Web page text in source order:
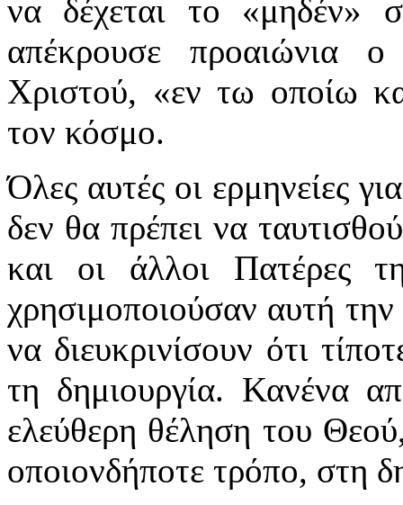
να δέχεται το «μηδέν»
απέκρουσε προαιώνια
Χριστού, «εν τω οποίω
τον κόσμο.
Όλες αυτές οι ερμηνείες
δεν θα πρέπει να
και οι άλλοι Πατέρες
χρησιμοποιούσαν αυτή
να διευκρινίσουν ότι
τη δημιουργία. Κανένα
ελεύθερη θέληση του
οποιονδήποτε τρόπο, στη